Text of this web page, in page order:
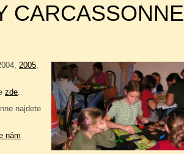
CARCASSONNE
2005,
zde.
najdete
nám